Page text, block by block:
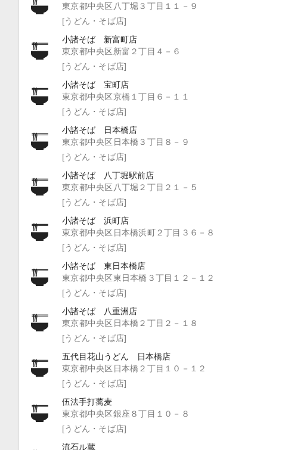
東京都中央区八丁堀３丁目１１－９
[うどん・そば店]
小諸そば 新富町店
東京都中央区新富２丁目４－６
[うどん・そば店]
小諸そば 宝町店
東京都中央区京橋１丁目６－１１
[うどん・そば店]
小諸そば 日本橋店
東京都中央区日本橋３丁目８－９
[うどん・そば店]
小諸そば 八丁堀駅前店
東京都中央区八丁堀２丁目２１－５
[うどん・そば店]
小諸そば 浜町店
東京都中央区日本橋浜町２丁目３６－８
[うどん・そば店]
小諸そば 東日本橋店
東京都中央区東日本橋３丁目１２－１２
[うどん・そば店]
小諸そば 八重洲店
東京都中央区日本橋２丁目２－１８
[うどん・そば店]
五代目花山うどん 日本橋店
東京都中央区日本橋２丁目１０－１２
[うどん・そば店]
伍法手打蕎麦
東京都中央区銀座８丁目１０－８
[うどん・そば店]
流石ル蔵